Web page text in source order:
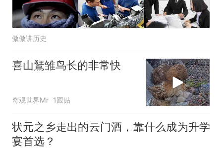
傲傲讲历史
喜山鵟雏鸟长的非常快
奇观世界Mr 1跟贴
状元之乡走出的云门酒，靠什么成为升学
宴首选？